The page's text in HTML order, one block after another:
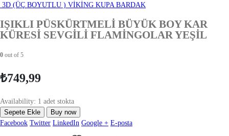
3D (ÜÇ BOYUTLU ) VİKİNG KUPA BARDAK
IŞIKLI PÜSKÜRTMELİ BÜYÜK BOY KAR
KÜRESİ SEVGİLİ FLAMİNGOLAR YEŞİL
0 out of 5
₺749,99
Availability: 1 adet stokta
Sepete Ekle
Buy now
Facebook Twitter LinkedIn Google + E-posta